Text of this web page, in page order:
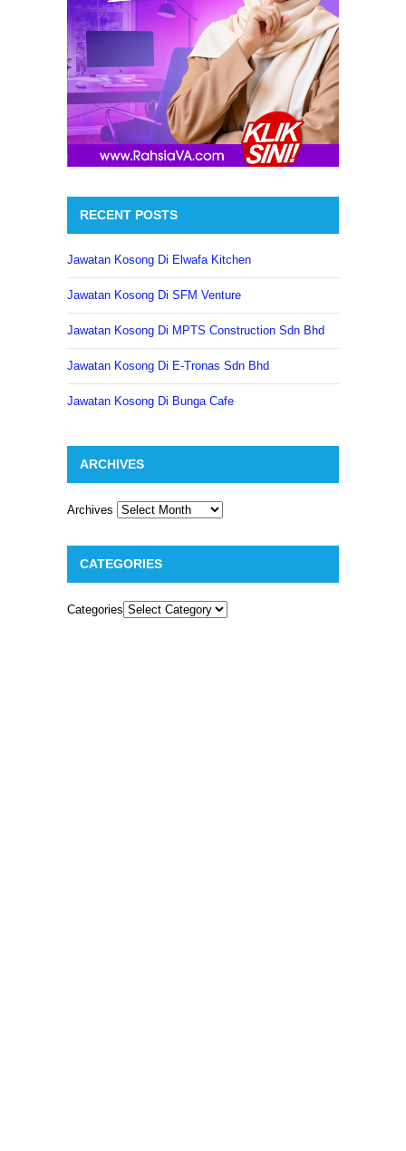
RECENT POSTS
Jawatan Kosong Di Elwafa Kitchen
Jawatan Kosong Di SFM Venture
Jawatan Kosong Di MPTS Construction Sdn Bhd
Jawatan Kosong Di E-Tronas Sdn Bhd
Jawatan Kosong Di Bunga Cafe
ARCHIVES
Archives
CATEGORIES
Categories